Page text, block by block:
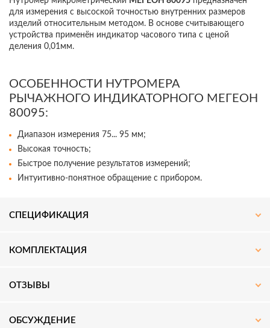
для измерения с высоской точностью внутренних размеров
изделий относительным методом. В основе считывающего
устройства применён индикатор часового типа с ценой
деления 0,01мм.
ОСОБЕННОСТИ НУТРОМЕРА
РЫЧАЖНОГО ИНДИКАТОРНОГО МЕГЕОН
80095:
Диапазон измерения 75... 95 мм;
Высокая точность;
Быстрое получение результатов измерений;
Интуитивно-понятное обращение с прибором.
СПЕЦИФИКАЦИЯ
КОМПЛЕКТАЦИЯ
ОТЗЫВЫ
ОБСУЖДЕНИЕ
Подпишитесь на нашTelegram-
канал
на оборудование!
Актуальные новости, акции и специальные
предложения для специалистов.